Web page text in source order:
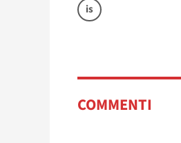
is
COMMENTI